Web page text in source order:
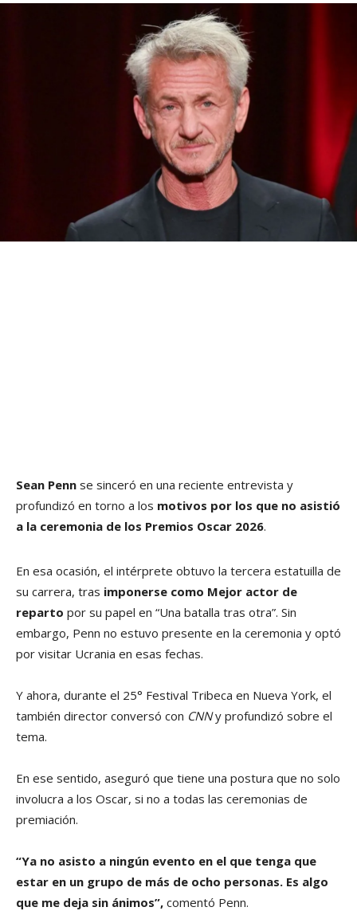
Sean Penn se sinceró en una reciente entrevista y
profundizó en torno a los motivos por los que no asistió
a la ceremonia de los Premios Oscar 2026.
En esa ocasión, el intérprete obtuvo la tercera estatuilla de
su carrera, tras imponerse como Mejor actor de
reparto por su papel en “Una batalla tras otra”. Sin
embargo, Penn no estuvo presente en la ceremonia y optó
por visitar Ucrania en esas fechas.
Y ahora, durante el 25° Festival Tribeca en Nueva York, el
también director conversó con CNNy profundizó sobre el
tema.
En ese sentido, aseguró que tiene una postura que no solo
involucra a los Oscar, si no a todas las ceremonias de
premiación.
“Ya no asisto a ningún evento en el que tenga que
estar en un grupo de más de ocho personas. Es algo
que me deja sin ánimos”, comentó Penn.